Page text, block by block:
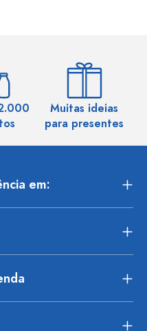
Muitas ideias
para presentes
em: